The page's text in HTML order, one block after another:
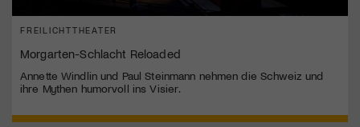
FREILICHTTHEATER
Morgarten-Schlacht Reloaded
Annette Windlin und Paul Steinmann nehmen die Schweiz und
ihre Mythen humorvoll ins Visier.